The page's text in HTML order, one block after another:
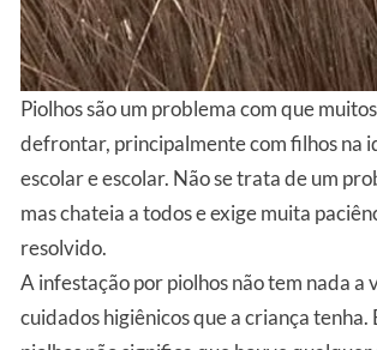
Piolhos são um problema com que
defrontar, principalmente com filhos na
escolar e escolar. Não se trata de um
mas chateia a todos e exige muita
resolvido.
A infestação por piolhos não tem nada a
cuidados higiênicos que a criança tenha.